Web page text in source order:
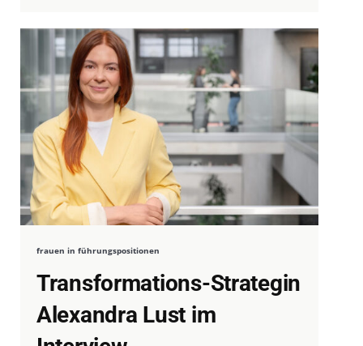
frauen in führungspositionen
Transformations-Strategin
Alexandra Lust im